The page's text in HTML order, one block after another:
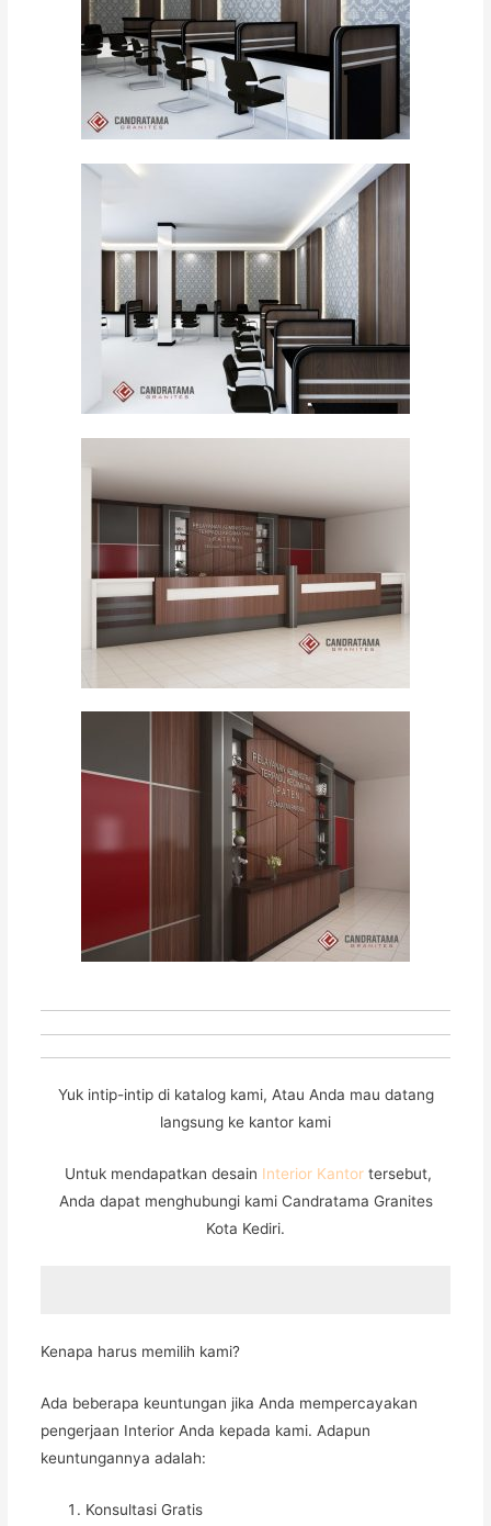
Yuk intip-intip di katalog kami, Atau Anda mau datang
langsung ke kantor kami
Untuk mendapatkan desain Interior Kantortersebut,
Anda dapat menghubungi kami Candratama Granites
Kota Kediri.
Kenapa harus memilih kami?
Ada beberapa keuntungan jika Anda mempercayakan
pengerjaan Interior Anda kepada kami. Adapun
keuntungannya adalah:
Konsultasi Gratis